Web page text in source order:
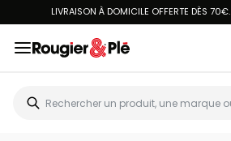
LIVRAISON À DOMICILE OFFERTE DÈS 70€.